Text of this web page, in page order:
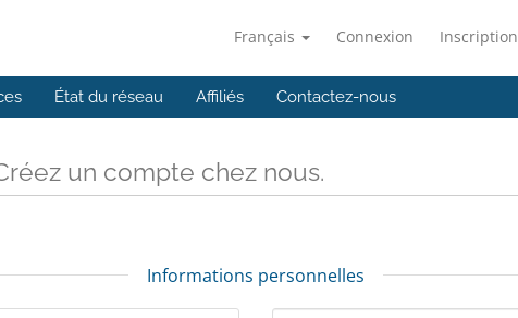
Français Connexion Inscription
État du réseau Affiliés Contactez-nous
un compte chez nous.
Informations personnelles